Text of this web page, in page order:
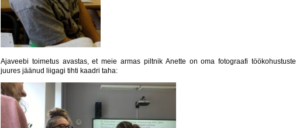
Ajaveebi toimetus avastas, et meie armas piltnik Anette on oma fotograafi töökohustuste
juures jäänud liigagi tihti kaadri taha: